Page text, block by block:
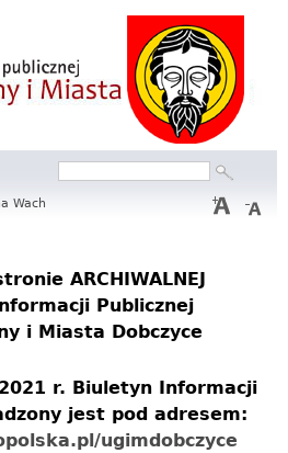
e
r
w
I
n
o
r
Formularz
Wach
ARCHIWALNEJ
Publicznej
i Miasta Dobczyce
r. Biuletyn Informacji
jest pod adresem:
ugimdobczyce